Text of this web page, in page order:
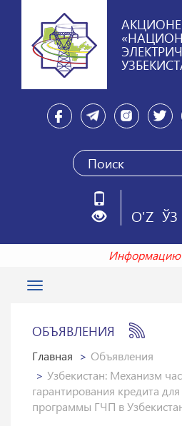
O'Z ЎЗ
Информацию
Toggle
ОБЪЯВЛЕНИЯ
Главная
Объявления
Узбекистан: Механизм
гарантирования кредита
программы ГЧП в